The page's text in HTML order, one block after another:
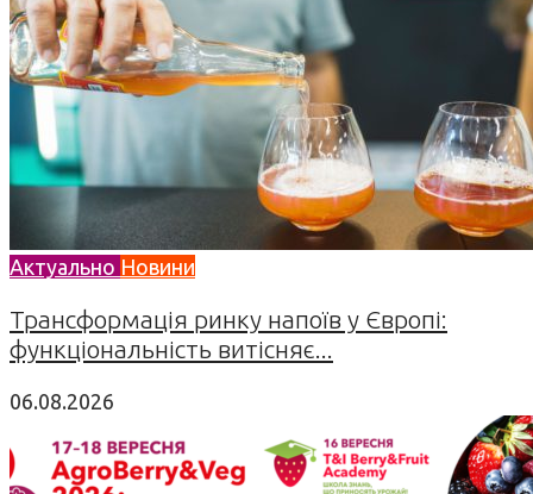
Актуально Новини
Трансформація ринку напоїв у Європі:
функціональність витісняє...
06.08.2026